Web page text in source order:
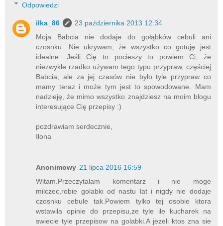
Odpowiedzi
ilka_86
23 października 2013 12:34
Moja Babcia nie dodaje do gołąbków cebuli ani
czosnku. Nie ukrywam, że wszystko co gotuję jest
idealne. Jeśli Cię to pocieszy to powiem Ci, że
niezwykle rzadko używam tego typu przypraw, częściej
Babcia, ale za jej czasów nie było tyle przypraw co
mamy teraz i może tym jest to spowodowane. Mam
nadzieję, że mimo wszystko znajdziesz na moim blogu
interesujące Cię przepisy :)
pozdrawiam serdecznie,
Ilona
Anonimowy 21 lipca 2016 16:59
Witam.Przeczytalam komentarz i nie moge
milczec,robie golabki od nastu lat i nigdy nie dodaje
czosnku cebule tak.Powiem tylko tej osobie ktora
wstawila opinie do przepisu,ze tyle ile kucharek na
swiecie tyle przepisow na golabki.A jezeli ktos zna sie